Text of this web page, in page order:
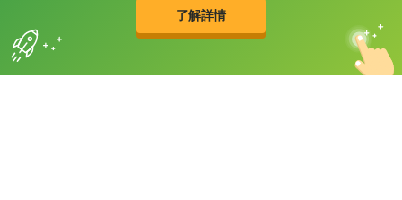
了解詳情
的品牌故事